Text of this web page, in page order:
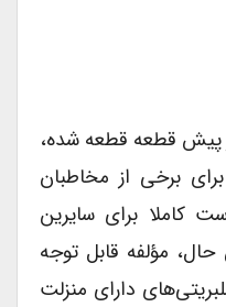
قطعه قطعه شده،
برخی از مخاطبان
کاملا برای سایرین
مؤلفه قابل توجه
دارای منزلت